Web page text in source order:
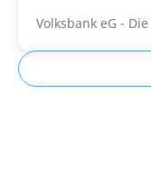
Volksbank eG -